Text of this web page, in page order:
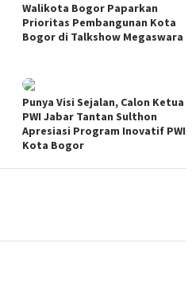
Walikota Bogor Paparkan
Prioritas Pembangunan Kota
Bogor di Talkshow Megaswara
Punya Visi Sejalan, Calon Ketua
PWI Jabar Tantan Sulthon
Apresiasi Program Inovatif PWI
Kota Bogor